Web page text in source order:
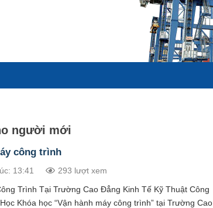
người mới
công trình
13:41
293 lượt xem
Trình Tại Trường Cao Đẳng Kinh Tế Kỹ Thuật Công
Khóa học “Vận hành máy công trình” tại Trường Cao